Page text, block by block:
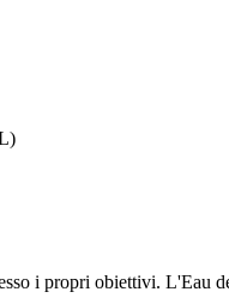
i propri obiettivi. L'Eau